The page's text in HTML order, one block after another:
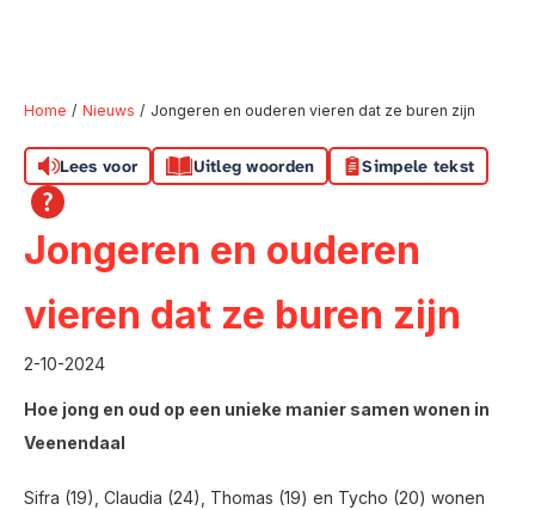
Naar hoofdinhoud
Naar hoofdnavigatiemenu
Naar zoeken
Home Nieuws Jongeren en ouderen vieren dat ze buren zijn
Lees voor Uitleg woorden Simpele tekst
Jongeren en ouderen
vieren dat ze buren zijn
2-10-2024
Hoe jong en oud op een unieke manier samen wonen in
Veenendaal
Sifra (19), Claudia (24), Thomas (19) en Tycho (20) wonen